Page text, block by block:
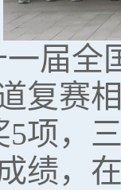
届全
复赛
项，
绩，